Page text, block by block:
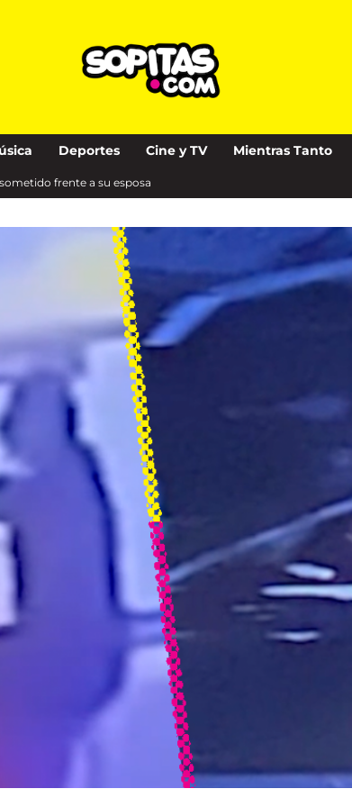
Deportes Cine y TV Mientras Tanto
frente a su esposa